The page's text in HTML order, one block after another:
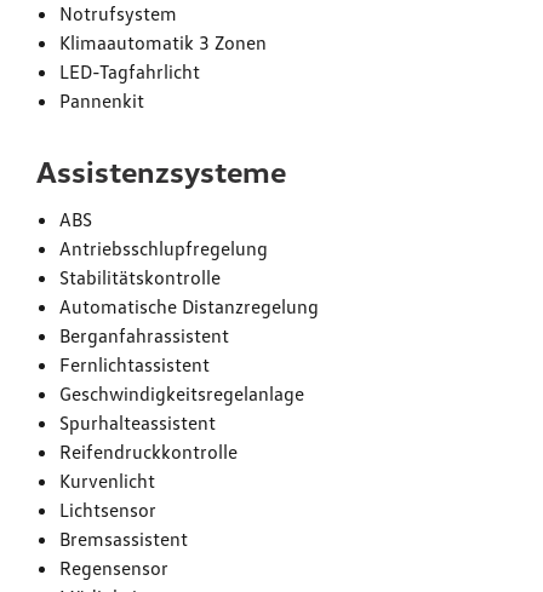
Notrufsystem
Klimaautomatik 3 Zonen
LED-Tagfahrlicht
Pannenkit
Assistenzsysteme
ABS
Antriebsschlupfregelung
Stabilitätskontrolle
Automatische Distanzregelung
Berganfahrassistent
Fernlichtassistent
Geschwindigkeitsregelanlage
Spurhalteassistent
Reifendruckkontrolle
Kurvenlicht
Lichtsensor
Bremsassistent
Regensensor